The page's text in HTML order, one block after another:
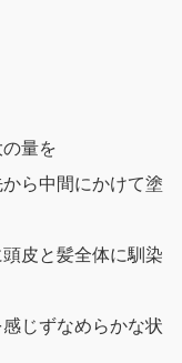
の量を
ら中間にかけて塗
皮と髪全体に馴染
じずなめらかな状